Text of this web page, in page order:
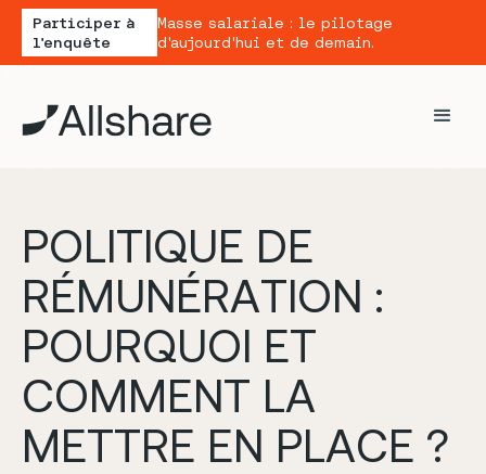
Participer à
l'enquête
Masse salariale : le pilotage
d'aujourd'hui et de demain.
POLITIQUE DE
RÉMUNÉRATION :
POURQUOI ET
COMMENT LA
METTRE EN PLACE ?